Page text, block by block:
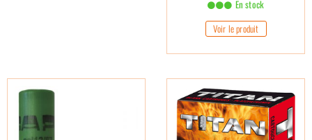
En stock
Voir le produit